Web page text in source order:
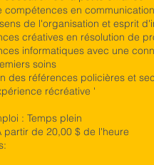
compétences en
de l'organisation et esprit
créatives en résolution de
informatiques avec une
soins
des références policières et
récréative '
: Temps plein
partir de 20,00 $ de l'heure